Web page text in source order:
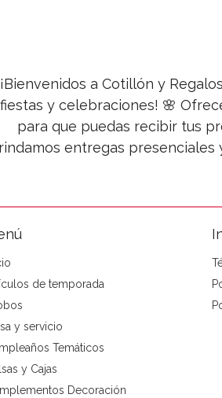
¡Bienvenidos a Cotillón y
fiestas y celebraciones! 🌸
para que puedas recibir tus
entregas presenciales
de temporada
y servicio
Temáticos
y Cajas
Decoración